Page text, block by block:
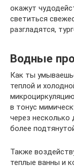
окажут
светиться
разгладятся,
Водные
Как ты
теплой и
в тонус
через
более
Также
теплые ванны и